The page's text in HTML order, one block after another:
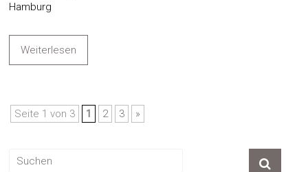
Hamburg
Weiterlesen
Seite 1 von 3 1 2 3 »